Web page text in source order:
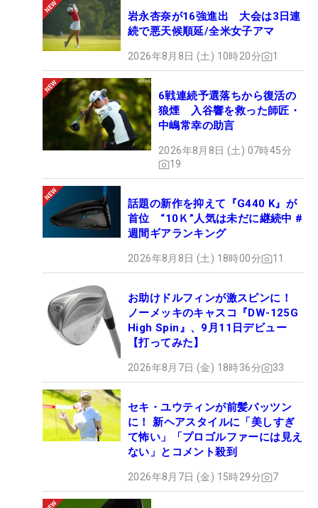
岩永杏奈が16強進出 大会は3日連
続で悪天候順延/全米女子アマ
2026年8月8日 (土) 10時20分 1
6戦連続予選落ちから復活の
狼煙 入谷響を救った師匠・
中嶋常幸の助言
2026年8月8日 (土) 07時45分
19
話題の新作を抑えて『G440 K』が
首位 “10Ｋ”人気は未だに継続中 #
週間ギアランキング
2026年8月8日 (土) 18時00分 11
お助けドルフィンが激スピンに！
ノーメッキのキャスコ『DW-125G
High Spin』、9月11日デビュー
【打ってみた】
2026年8月7日 (金) 18時36分 33
セキ・ユウティンが前髪パッツン
に！ 新ヘアスタイルに「美しすぎ
て怖い」「プロゴルファーには見え
ない」とコメント殺到
2026年8月7日 (金) 15時29分 7